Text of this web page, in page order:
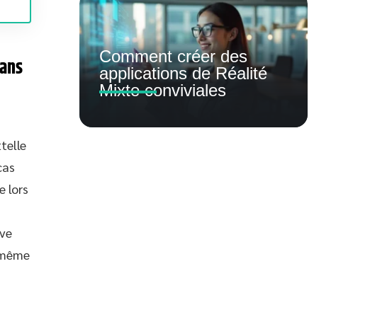
lors
Comment créer des
applications de Réalité
Mixte conviviales